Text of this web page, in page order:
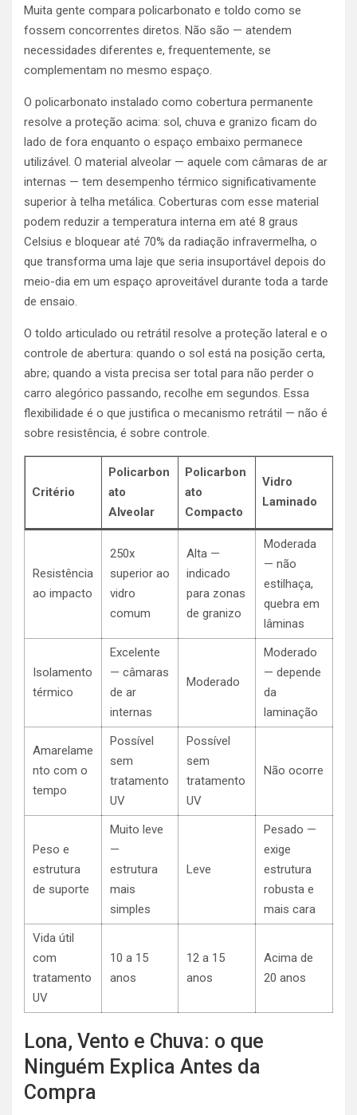
Muita gente compara policarbonato e toldo como se
fossem concorrentes diretos. Não são — atendem
necessidades diferentes e, frequentemente, se
complementam no mesmo espaço.
O policarbonato instalado como cobertura permanente
resolve a proteção acima: sol, chuva e granizo ficam do
lado de fora enquanto o espaço embaixo permanece
utilizável. O material alveolar — aquele com câmaras de ar
internas — tem desempenho térmico significativamente
superior à telha metálica. Coberturas com esse material
podem reduzir a temperatura interna em até 8 graus
Celsius e bloquear até 70% da radiação infravermelha, o
que transforma uma laje que seria insuportável depois do
meio-dia em um espaço aproveitável durante toda a tarde
de ensaio.
O toldo articulado ou retrátil resolve a proteção lateral e o
controle de abertura: quando o sol está na posição certa,
abre; quando a vista precisa ser total para não perder o
carro alegórico passando, recolhe em segundos. Essa
flexibilidade é o que justifica o mecanismo retrátil — não é
sobre resistência, é sobre controle.
Critério
Policarbon
ato
Alveolar
Policarbon
ato
Compacto
Vidro
Laminado
Resistência
ao impacto
250x
superior ao
vidro
comum
Alta —
indicado
para zonas
de granizo
Moderada
— não
estilhaça,
quebra em
lâminas
Isolamento
térmico
Excelente
— câmaras
de ar
internas
Moderado
Moderado
— depende
da
laminação
Amarelame
nto com o
tempo
Possível
sem
tratamento
UV
Possível
sem
tratamento
UV
Não ocorre
Peso e
estrutura
de suporte
Muito leve
—
estrutura
mais
simples
Leve
Pesado —
exige
estrutura
robusta e
mais cara
Vida útil
com
tratamento
UV
10 a 15
anos
12 a 15
anos
Acima de
20 anos
Lona, Vento e Chuva: o que
Ninguém Explica Antes da
Compra